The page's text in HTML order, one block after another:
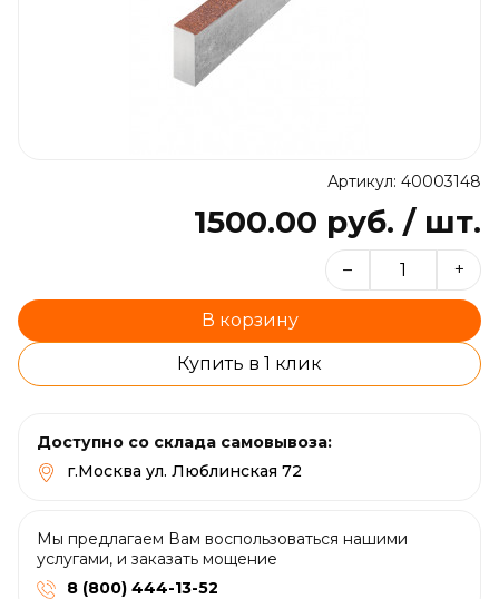
Артикул: 40003148
1500.00 руб. / шт.
– +
В корзину
Купить в 1 клик
Доступно со склада самовывоза:
г.Москва ул. Люблинская 72
Мы предлагаем Вам воспользоваться нашими
услугами, и заказать мощение
8 (800) 444-13-52